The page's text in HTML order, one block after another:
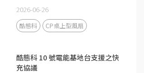
2026-06-26
酷態科 CP桌上型風扇
酷態科 10 號電能基地台支援之快
充協議